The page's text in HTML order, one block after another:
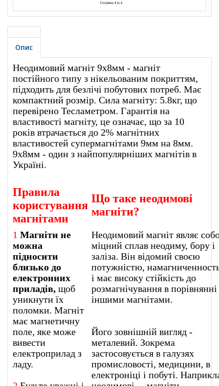
Опис
Неодимовий магніт 9х8мм - магніт
постійного типу з нікельованим покриттям,
підходить для безлічі побутових потреб. Має
компактний розмір. Сила магніту: 5.8кг, що
перевірено Тесламетром. Гарантія на
властивості магніту, це означає, що за 10
років втрачається до 2% магнітних
властивостей супермагнітами 9мм на 8мм.
9х8мм - один з найпопулярніших магнітів в
Україні.
Правила
користування
магнітами
Що таке неодимові
магніти?
1 Магніти не
можна
підносити
близько до
електронних
приладів, щоб
уникнути їх
поломки. Магніт
має магнетичну
поле, яке може
вивести
електроприлад з
ладу.
Неодимовий магніт являє
міцний сплав неодиму, бору і
заліза. Він відомий своєю
потужністю,
і має високу стійкість до
розмагнічування в порівнянні
іншими магнітами.
Його зовнішній вигляд -
металевий. Зокрема
застосовується в галузях
промисловості, медицини, в
електроніці і побуті.